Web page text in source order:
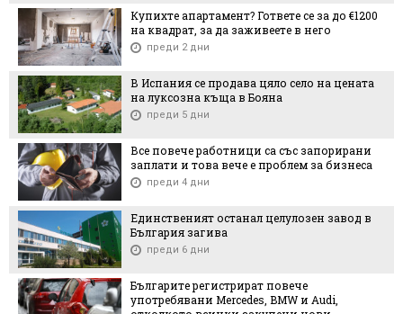
Купихте апартамент? Гответе се за до €1200
на квадрат, за да заживеете в него
преди 2 дни
В Испания се продава цяло село на цената
на луксозна къща в Бояна
преди 5 дни
Все повече работници са със запорирани
заплати и това вече е проблем за бизнеса
преди 4 дни
Единственият останал целулозен завод в
България загива
преди 6 дни
Българите регистрират повече
употребявани Mercedes, BMW и Audi,